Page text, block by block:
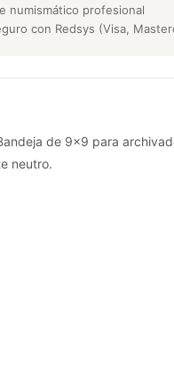
numismático profesional
con Redsys (Visa,
de 9x9 para
neutro.